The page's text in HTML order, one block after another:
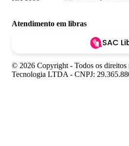
Atendimento em libras
SAC
© 2026 Copyright - Todos os direitos
Tecnologia LTDA - CNPJ: